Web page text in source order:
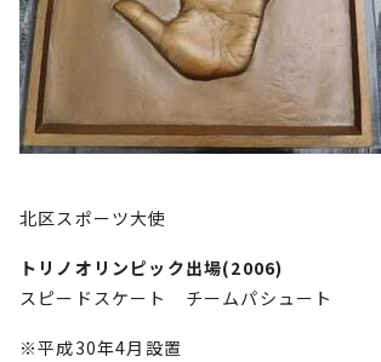
北区スポーツ大使
トリノオリンピック出場(2006)
スピードスケート チームパシュート
※平成30年4月設置